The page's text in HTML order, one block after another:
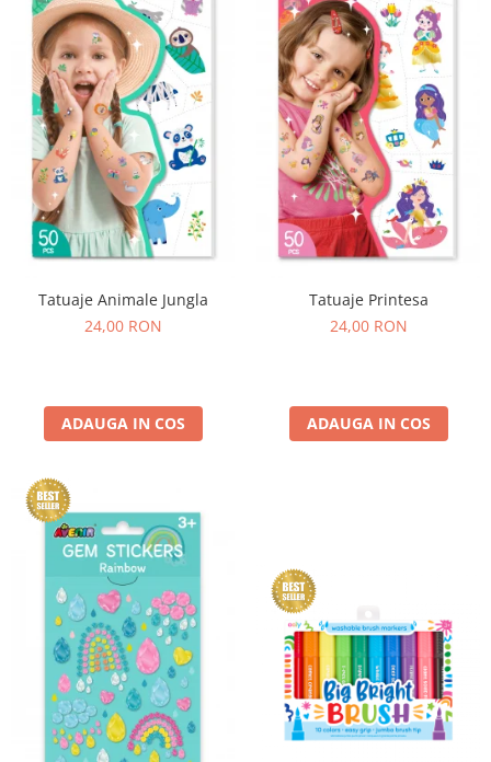
Jucarii dentitie
Jucarii Senzoriale
Teatru de papusi
Umbrele
Stilouri
Tempera și acuarele
Tatuaje Animale Jungla
24,00 RON
ADAUGA IN COS
Tatuaje Printesa
24,00 RON
ADAUGA IN COS